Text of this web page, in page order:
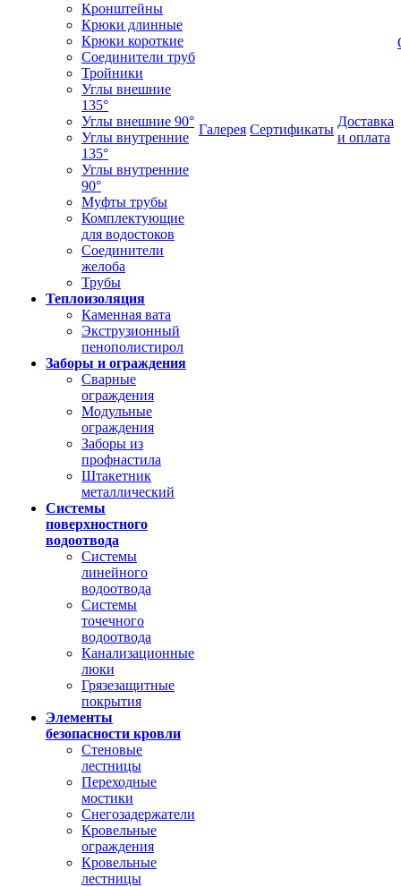
Кронштейны
Крюки длинные
Крюки короткие
Соединители труб
Тройники
Углы внешние
135°
Углы внешние 90°
Углы внутренние
135°
Углы внутренние
90°
Муфты трубы
Комплектующие
для водостоков
Соединители
желоба
Трубы
Теплоизоляция
Каменная вата
Экструзионный
пенополистирол
Заборы и ограждения
Сварные
ограждения
Модульные
ограждения
Заборы из
профнастила
Штакетник
металлический
Системы
поверхностного
водоотвода
Системы
линейного
водоотвода
Системы
точечного
водоотвода
Канализационные
люки
Грязезащитные
покрытия
Элементы
безопасности кровли
Стеновые
лестницы
Переходные
мостики
Снегозадержатели
Кровельные
ограждения
Кровельные
лестницы
Галерея Сертификаты
Доставка
и оплата